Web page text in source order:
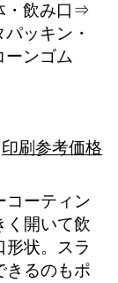
・飲み口⇒
ッキン・
ンゴム
印刷参考価格
コーティン
く開いて飲
形状。スラ
きるのもポ